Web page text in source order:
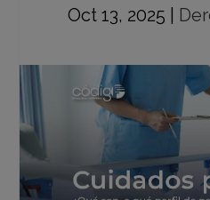
Oct 13, 2025